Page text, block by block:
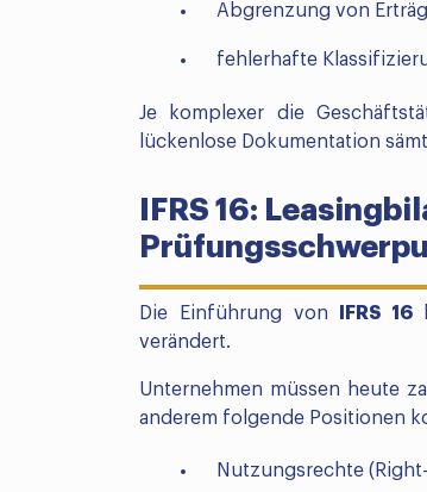
Abgrenzung von
fehlerhafte
Je komplexer die
lückenlose Dokumentation
IFRS 16:
Die Einführung von IFRS 16
verändert.
Unternehmen müssen heute
anderem folgende Positionen
Nutzungsrechte